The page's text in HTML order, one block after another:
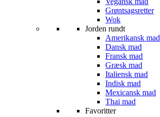
Grøntsagsretter
Wok
Jorden rundt
Amerikansk mad
Dansk mad
Fransk mad
Græsk mad
Italiensk mad
Indisk mad
Mexicansk mad
Thai mad
Favoritter